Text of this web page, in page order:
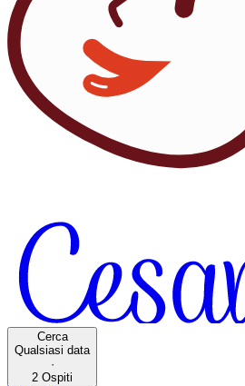
Cerca
Qualsiasi data
·
2 Ospiti